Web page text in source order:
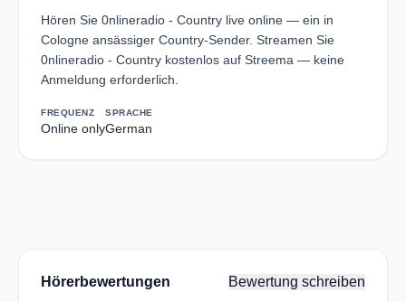
Hören Sie 0nlineradio - Country live online — ein in
Cologne ansässiger Country-Sender. Streamen Sie
0nlineradio - Country kostenlos auf Streema — keine
Anmeldung erforderlich.
FREQUENZ
Online only
SPRACHE
German
Hörerbewertungen Bewertung schreiben